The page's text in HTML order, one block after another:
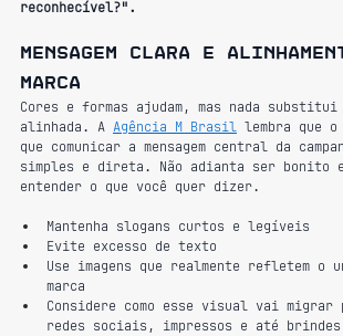
reconhecível?".
Mensagem clara e
marca
Cores e formas ajudam, mas nada substitui
alinhada. A Agência M Brasil lembra que
que comunicar a mensagem central da
simples e direta. Não adianta ser bonito e
entender o que você quer dizer.
Mantenha slogans curtos e legíveis
Evite excesso de texto
Use imagens que realmente refletem o
marca
Considere como esse visual vai migrar
redes sociais, impressos e até brindes